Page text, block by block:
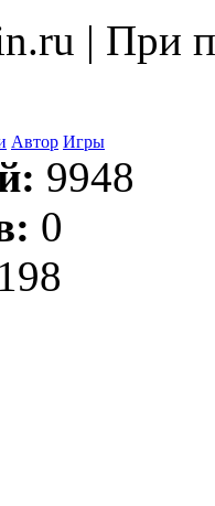
| При
Автор Игры
9948
0
198